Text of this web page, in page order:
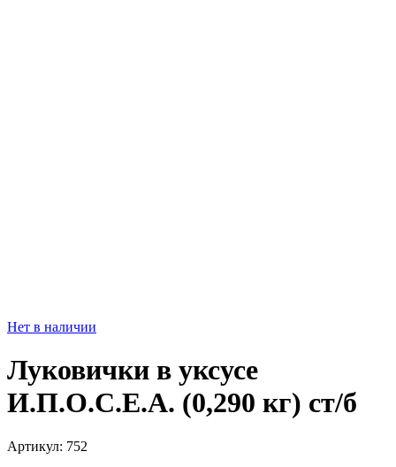
Нет в наличии
Луковички в уксусе
И.П.О.С.Е.А. (0,290 кг) ст/б
Артикул: 752